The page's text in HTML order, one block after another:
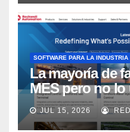
SOFTWARE PARA LA INDUSTRIA
La mayoría de
MES pero no lo
Automation
JUL 15, 2026